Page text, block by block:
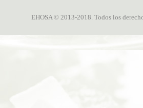
EHOSA © 2013-2018. Todos los